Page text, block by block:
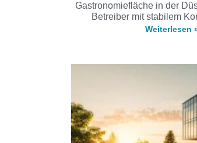
Gastronomiefläche in der
Betreiber mit stabilem
Weiterlesen